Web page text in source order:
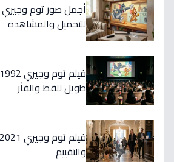
للتحميل والمشاهدة
طويل للقط والفأر
والتقييم